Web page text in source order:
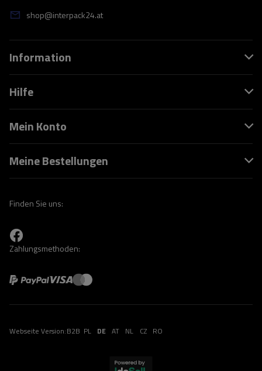
shop@interpack24.at
Information
Hilfe
Mein Konto
Meine Bestellungen
Finden Sie uns:
Zahlungsmethoden:
Webseite Version:B2B PL DE AT NL CZ RO